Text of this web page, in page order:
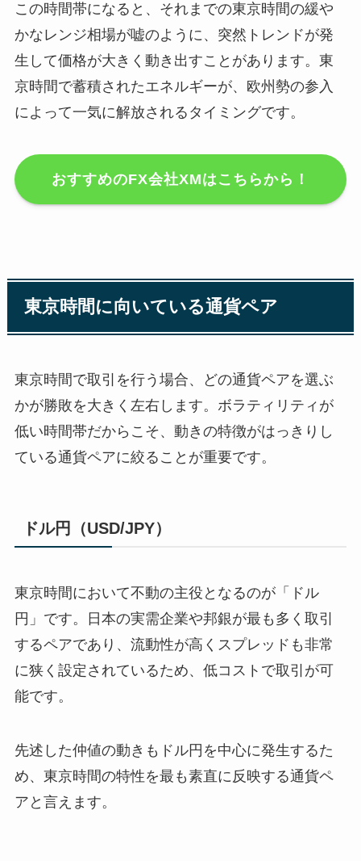
この時間帯になると、それまでの東京時間の緩や
かなレンジ相場が嘘のように、突然トレンドが発
生して価格が大きく動き出すことがあります。東
京時間で蓄積されたエネルギーが、欧州勢の参入
によって一気に解放されるタイミングです。
おすすめのFX会社XMはこちらから！
東京時間に向いている通貨ペア
東京時間で取引を行う場合、どの通貨ペアを選ぶ
かが勝敗を大きく左右します。ボラティリティが
低い時間帯だからこそ、動きの特徴がはっきりし
ている通貨ペアに絞ることが重要です。
ドル円（USD/JPY）
東京時間において不動の主役となるのが「ドル
円」です。日本の実需企業や邦銀が最も多く取引
するペアであり、流動性が高くスプレッドも非常
に狭く設定されているため、低コストで取引が可
能です。
先述した仲値の動きもドル円を中心に発生するた
め、東京時間の特性を最も素直に反映する通貨ペ
アと言えます。